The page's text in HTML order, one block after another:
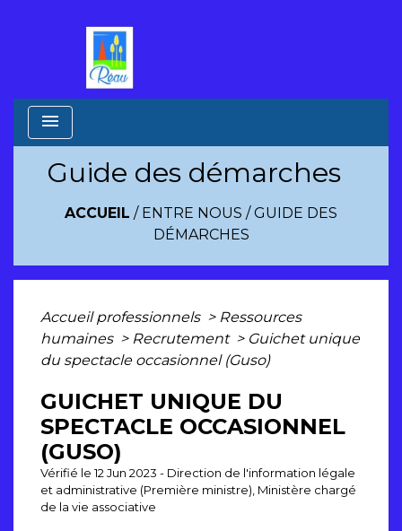
menu
Guide des démarches
ACCUEIL / ENTRE NOUS /GUIDE DES
DÉMARCHES
Accueil professionnels > Ressources
humaines > Recrutement > Guichet unique
du spectacle occasionnel (Guso)
GUICHET UNIQUE DU
SPECTACLE OCCASIONNEL
(GUSO)
Vérifié le 12 Jun 2023 - Direction de l'information légale
et administrative (Première ministre), Ministère chargé
de la vie associative